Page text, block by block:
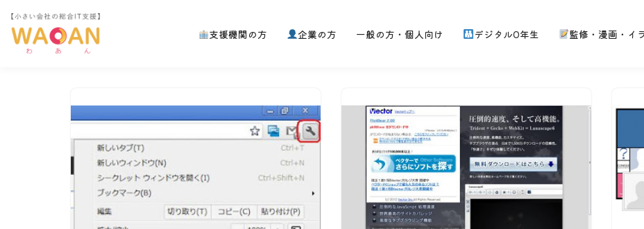
コ
支援機関の方 企業の方 一般の方・個人向け デジタル0年生 監修・漫画・イ